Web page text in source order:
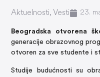
Aktuelnosti, Vesti 23.
Beogradska otvorena
generacije obrazovnog
otvoren za sve studente i
Studije budućnosti su